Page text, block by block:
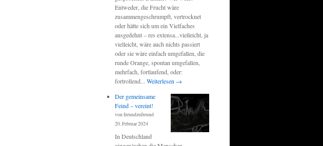
Entweder, die Frucht wäre
zusammengeschrumpft, vertrocknet
oder hätte sich um ein Vielfaches
ausgedehnt – res extensa...vielleicht, ja
vielleicht, wäre auch nichts passiert
oder sie wäre einfach umgefallen, die
runde Orange, spontan umgefallen,
mehrfach, fortlaufend, oder:
fortrollend... Weiterlesen →
Der gemeinsame
Feind – vereint!
von freundzufreund
20. Februar 2024
In Deutschland